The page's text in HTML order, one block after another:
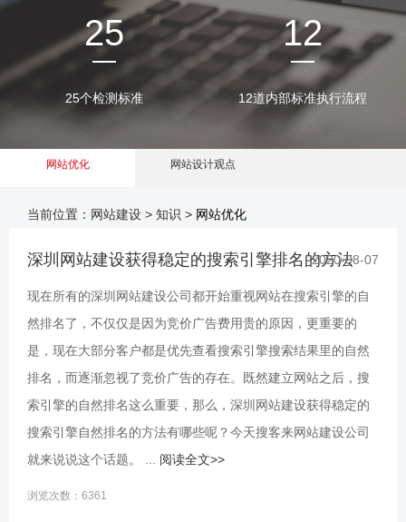
25
25个检测标准
12
12道内部标准执行流程
公司网站签约 公司招聘 网站建设知识
网站优化 网站设计观点
当前位置： 网站建设 > 知识 > 网站优化
深圳网站建设获得稳定的搜索引擎排名的方法
2020-08-07
现在所有的深圳网站建设公司都开始重视网站在搜索引擎的自
然排名了，不仅仅是因为竞价广告费用贵的原因，更重要的
是，现在大部分客户都是优先查看搜索引擎搜索结果里的自然
排名，而逐渐忽视了竞价广告的存在。既然建立网站之后，搜
索引擎的自然排名这么重要，那么，深圳网站建设获得稳定的
搜索引擎自然排名的方法有哪些呢？今天搜客来网站建设公司
就来说说这个话题。 ... 阅读全文>>
浏览次数：6361